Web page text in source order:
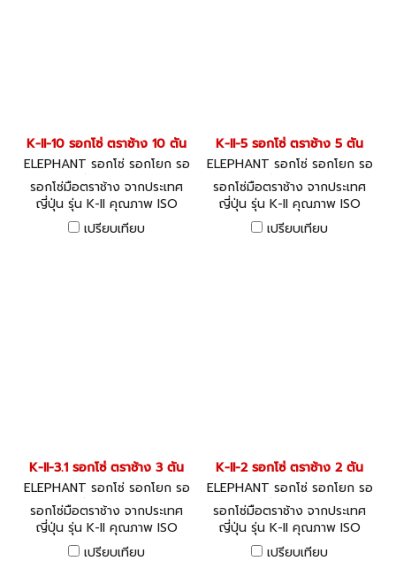
K-II-10 รอกโซ่ ตราช้าง 10 ตัน
ELEPHANT รอกโซ่ รอกโยก รอ
กถ่วง K-II-10
รอกโซ่มือตราช้าง จากประเทศ
ญี่ปุ่น รุ่น K-II คุณภาพ ISO
9001
เปรียบเทียบ
K-II-5 รอกโซ่ ตราช้าง 5 ตัน
ELEPHANT รอกโซ่ รอกโยก รอ
กถ่วง K-II-5
รอกโซ่มือตราช้าง จากประเทศ
ญี่ปุ่น รุ่น K-II คุณภาพ ISO
9001
เปรียบเทียบ
K-II-3.1 รอกโซ่ ตราช้าง 3 ตัน
ELEPHANT รอกโซ่ รอกโยก รอ
กถ่วง K-II-3.1
รอกโซ่มือตราช้าง จากประเทศ
ญี่ปุ่น รุ่น K-II คุณภาพ ISO
9001
เปรียบเทียบ
K-II-2 รอกโซ่ ตราช้าง 2 ตัน
ELEPHANT รอกโซ่ รอกโยก รอ
กถ่วง K-II-2
รอกโซ่มือตราช้าง จากประเทศ
ญี่ปุ่น รุ่น K-II คุณภาพ ISO
9001
เปรียบเทียบ